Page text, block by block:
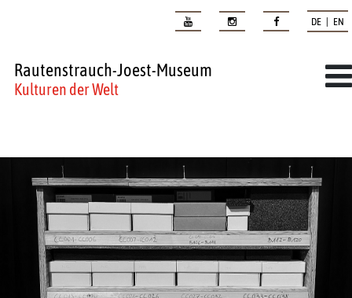
DE | EN
Rautenstrauch-Joest-Museum
Kulturen der Welt